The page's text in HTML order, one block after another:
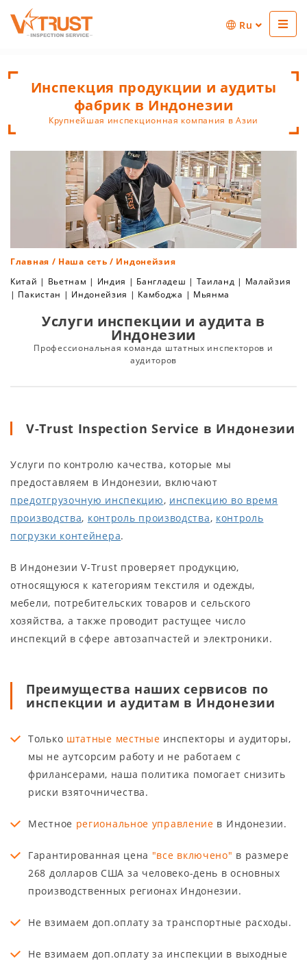
Ru
Инспекция продукции и аудиты
фабрик в Индонезии
Крупнейшая инспекционная компания в Азии
Главная / Наша сеть / Индонейзия
Китай | Вьетнам | Индия | Бангладеш | Таиланд | Малайзия
| Пакистан | Индонейзия | Камбоджа | Мьянма
Услуги инспекции и аудита в
Индонезии
Профессиональная команда штатных инспекторов и
аудиторов
V-Trust Inspection Service в Индонезии
Услуги по контролю качества, которые мы
предоставляем в Индонезии, включают
предотгрузочную инспекцию, инспекцию во время
производства, контроль производства, контроль
погрузки контейнера.
В Индонезии V-Trust проверяет продукцию,
относящуюся к категориям текстиля и одежды,
мебели, потребительских товаров и сельского
хозяйства, а также проводит растущее число
инспекций в сфере автозапчастей и электроники.
Преимущества наших сервисов по
инспекции и аудитам в Индонезии
Только штатные местные инспекторы и аудиторы,
мы не аутсорсим работу и не работаем с
фрилансерами, наша политика помогает снизить
риски взяточничества.
Местное региональное управление в Индонезии.
Гарантированная цена "все включено" в размере
268 долларов США за человеко-день в основных
производственных регионах Индонезии.
Не взимаем доп.оплату за транспортные расходы.
Не взимаем доп.оплату за инспекции в выходные